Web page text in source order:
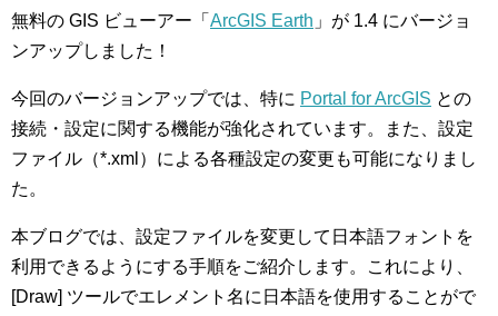
無料の GIS ビューアー「 ArcGIS Earth 」が 1.4 にバージョ
ンアップしました！
今回のバージョンアップでは、特に Portal for ArcGIS との
接続・設定に関する機能が強化されています。また、設定
ファイル（*.xml）による各種設定の変更も可能になりまし
た。
本ブログでは、設定ファイルを変更して日本語フォントを
利用できるようにする手順をご紹介します。これにより、
[Draw] ツールでエレメント名に日本語を使用することがで